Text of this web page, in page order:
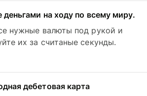
деньгами на ходу по всему миру.
нужные валюты под рукой и
их за считаные секунды.
дебетовая карта